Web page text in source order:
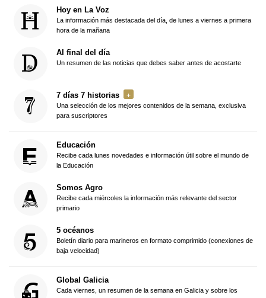
Hoy en La Voz
La información más destacada del día, de lunes a viernes a primera
hora de la mañana
Al final del día
Un resumen de las noticias que debes saber antes de acostarte
7 días 7 historias
Una selección de los mejores contenidos de la semana, exclusiva
para suscriptores
Educación
Recibe cada lunes novedades e información útil sobre el mundo de
la Educación
Somos Agro
Recibe cada miércoles la información más relevante del sector
primario
5 océanos
Boletín diario para marineros en formato comprimido (conexiones de
baja velocidad)
Global Galicia
Cada viernes, un resumen de la semana en Galicia y sobre los